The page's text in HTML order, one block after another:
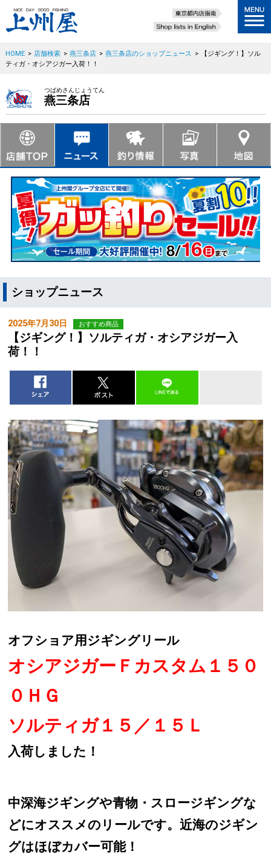
HOME > 店舗検索 > 燕三条店 > 燕三条店のショップニュース >
【ジギング！】ソル
ティガ・オシアジガー入荷！！
つばめさんじょうてん
燕三条店
ショップニュース
2025年7月30日 おすすめ商品
【ジギング！】ソルティガ・オシアジガー入
荷！！
オフショア用ジギングリール
オシアジガーＦカスタム１５０
０ＨＧ
ソルティガ１５／１５Ｌ
入荷しました！
中深海ジギングや青物・スロージギングな
どにオススメのリールです。近海のジギン
グはほぼカバー可能！